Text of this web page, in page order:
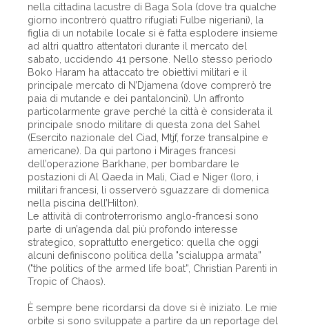
nella cittadina lacustre di Baga Sola (dove tra qualche
giorno incontrerò quattro rifugiati Fulbe nigeriani), la
figlia di un notabile locale si è fatta esplodere insieme
ad altri quattro attentatori durante il mercato del
sabato, uccidendo 41 persone. Nello stesso periodo
Boko Haram ha attaccato tre obiettivi militari e il
principale mercato di N’Djamena (dove comprerò tre
paia di mutande e dei pantaloncini). Un affronto
particolarmente grave perché la città è considerata il
principale snodo militare di questa zona del Sahel
(Esercito nazionale del Ciad, Mtjf, forze transalpine e
americane). Da qui partono i Mirages francesi
dell’operazione Barkhane, per bombardare le
postazioni di Al Qaeda in Mali, Ciad e Niger (loro, i
militari francesi, li osserverò sguazzare di domenica
nella piscina dell’Hilton).
Le attività di controterrorismo anglo-francesi sono
parte di un’agenda dal più profondo interesse
strategico, soprattutto energetico: quella che oggi
alcuni definiscono politica della "scialuppa armata”
("the politics of the armed life boat”, Christian Parenti in
Tropic of Chaos).
È sempre bene ricordarsi da dove si è iniziato. Le mie
orbite si sono sviluppate a partire da un reportage del